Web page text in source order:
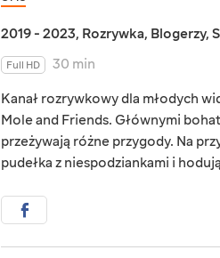
2019 - 2023, Rozrywka, Blogerzy,
Full HD
30 min
Kanał rozrywkowy dla młodych
Mole and Friends. Głównymi
przeżywają różne przygody. Na
pudełka z niespodziankami i